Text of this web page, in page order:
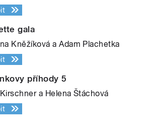
gala
Kněžíková a Adam Plachetka
příhody 5
a Helena Štáchová